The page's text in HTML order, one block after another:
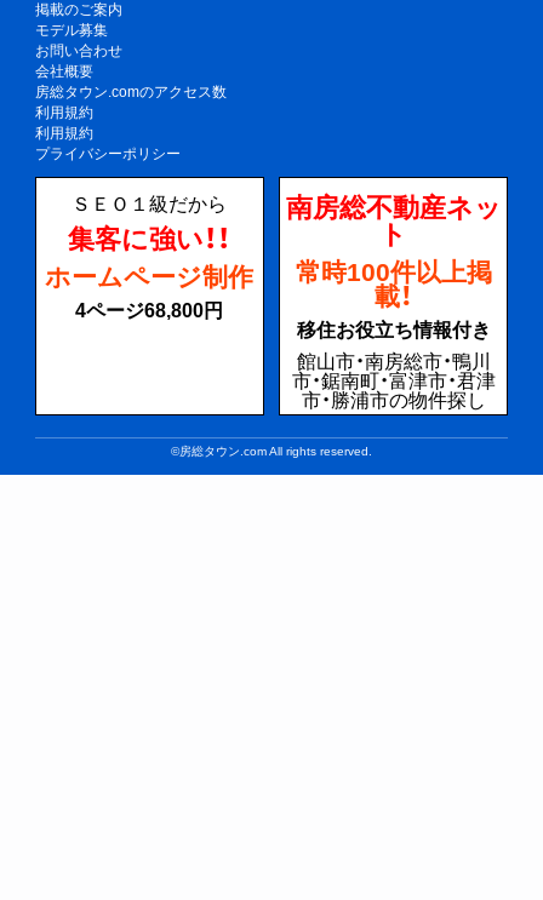
掲載のご案内
モデル募集
お問い合わせ
会社概要
房総タウン.comのアクセス数
利用規約
利用規約
プライバシーポリシー
ＳＥＯ１級だから
集客に強い！！
ホームページ制作
4ページ68,800円
南房総不動産ネッ
ト
常時100件以上掲
載！
移住お役立ち情報付き
館山市・南房総市・鴨川
市・鋸南町・富津市・君津
市・勝浦市の物件探し
©房総タウン.com All rights reserved.